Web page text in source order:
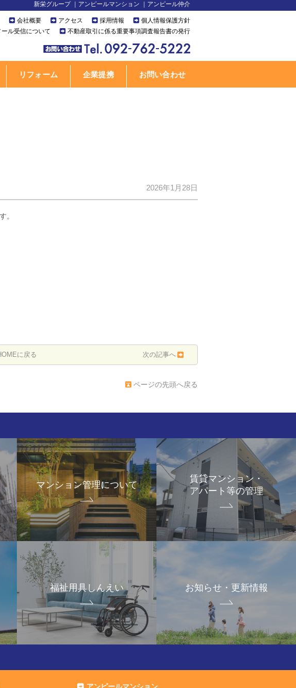
新栄グループ アンピールマンション アンピール仲介
会社概要 アクセス 採用情報
個人情報保護方針
ル受信について
不動産取引に係る重要事項調査報告書の発行
リフォーム 企業提携 お問い合わせ
2026年1月28日
。
に戻る 次の記事へ
ページの先頭へ戻る
マンション管理について
賃貸マンション・
アパート等の管理
福祉用具しんえい お知らせ・更新情報
アンピールマンション